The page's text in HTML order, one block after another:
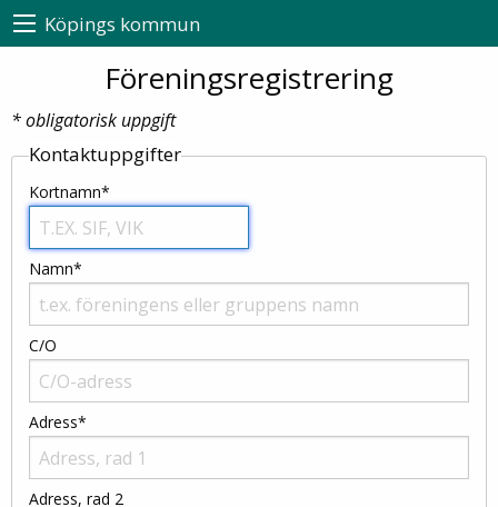
Köpings kommun
Föreningsregistrering
* obligatorisk uppgift
Kontaktuppgifter
Kortnamn*
Namn*
C/O
Adress*
Adress, rad 2